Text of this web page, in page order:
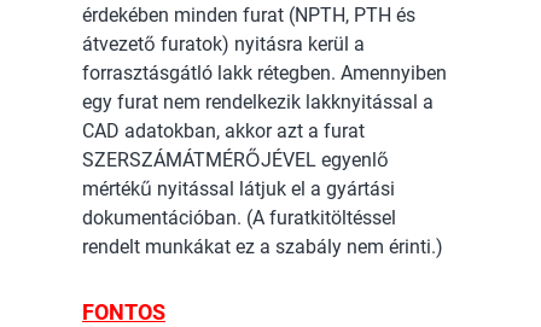
érdekében minden furat (NPTH, PTH és
átvezető furatok) nyitásra kerül a
forrasztásgátló lakk rétegben. Amennyiben
egy furat nem rendelkezik lakknyitással a
CAD adatokban, akkor azt a furat
SZERSZÁMÁTMÉRŐJÉVEL egyenlő
mértékű nyitással látjuk el a gyártási
dokumentációban. (A furatkitöltéssel
rendelt munkákat ez a szabály nem érinti.)
FONTOS